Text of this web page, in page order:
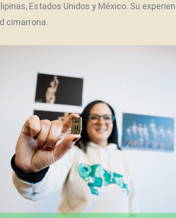
Estados Unidos y México. Su
cimarrona.